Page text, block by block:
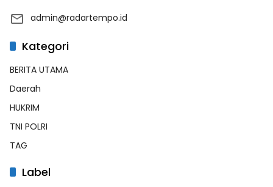
admin@radartempo.id
Kategori
BERITA UTAMA
Daerah
HUKRIM
TNI POLRI
TAG
Label